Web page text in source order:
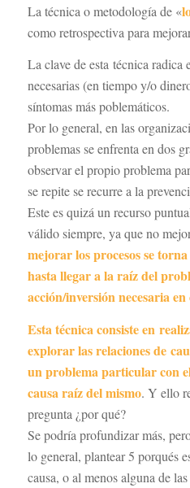
La técnica o metodología de «
como retrospectiva para
La clave de esta técnica radica
necesarias (en tiempo y/o
síntomas más poblemáticos.
Por lo general, en las
problemas se enfrenta en dos
observar el propio problema
se repite se recurre a la
Este es quizá un recurso
válido siempre, ya que no
mejorar los procesos se
hasta llegar a la raíz del
acción/inversión necesaria
Esta técnica consiste en
explorar las relaciones de
un problema particular con
causa raíz del mismo. Y ello
pregunta ¿por qué?
Se podría profundizar más,
lo general, plantear 5 porqués
causa, o al menos alguna de